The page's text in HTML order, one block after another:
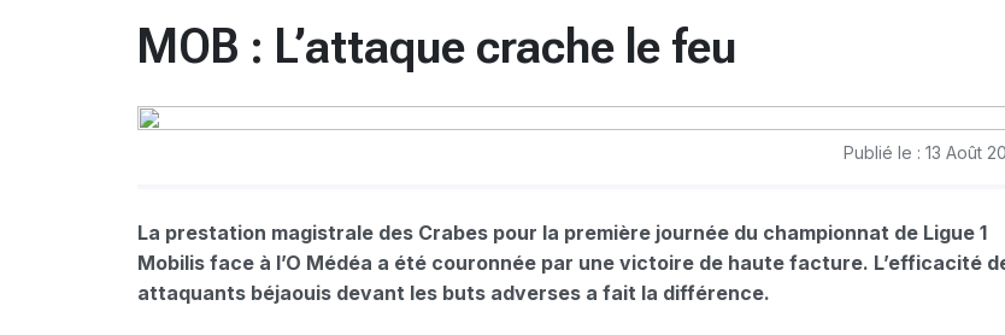
MOB : L’attaque crache le feu
Publié le : 13 Août
La prestation magistrale des Crabes pour la première journée du championnat de Ligue 1
Mobilis face à l’O Médéa a été couronnée par une victoire de haute facture. L’efficacité
attaquants béjaouis devant les buts adverses a fait la différence.